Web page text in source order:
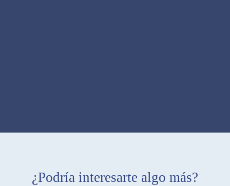
¿Podría interesarte algo más?